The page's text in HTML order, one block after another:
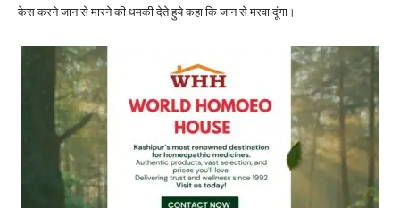
केस करने जान से मारने की धमकी देते हुये कहा कि जान से मरवा दूंगा।